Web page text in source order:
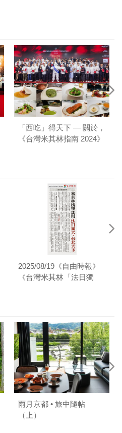
「西吃」得天下 — 關於，
《台灣米其林指南 2024》
2025/08/19《自由時報》
《台灣米其林「法日獨
雨月京都 • 旅中隨帖
（上）